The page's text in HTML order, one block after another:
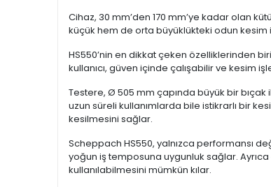
Cihaz, 30 mm’den 170 mm’ye kadar olan
küçük hem de orta büyüklükteki odun kesim
HS550’nin en dikkat çeken özelliklerinden
kullanıcı, güven içinde çalışabilir ve kesim
Testere, Ø 505 mm çapında büyük bir bıçak
uzun süreli kullanımlarda bile istikrarlı bir
kesilmesini sağlar.
Scheppach HS550, yalnızca performansı
yoğun iş temposuna uygunluk sağlar.
kullanılabilmesini mümkün kılar.